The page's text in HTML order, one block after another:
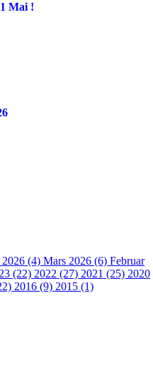
Mai !
(4) Mars 2026 (6) Februar
(22) 2022 (27) 2021 (25) 2020
2016 (9) 2015 (1)